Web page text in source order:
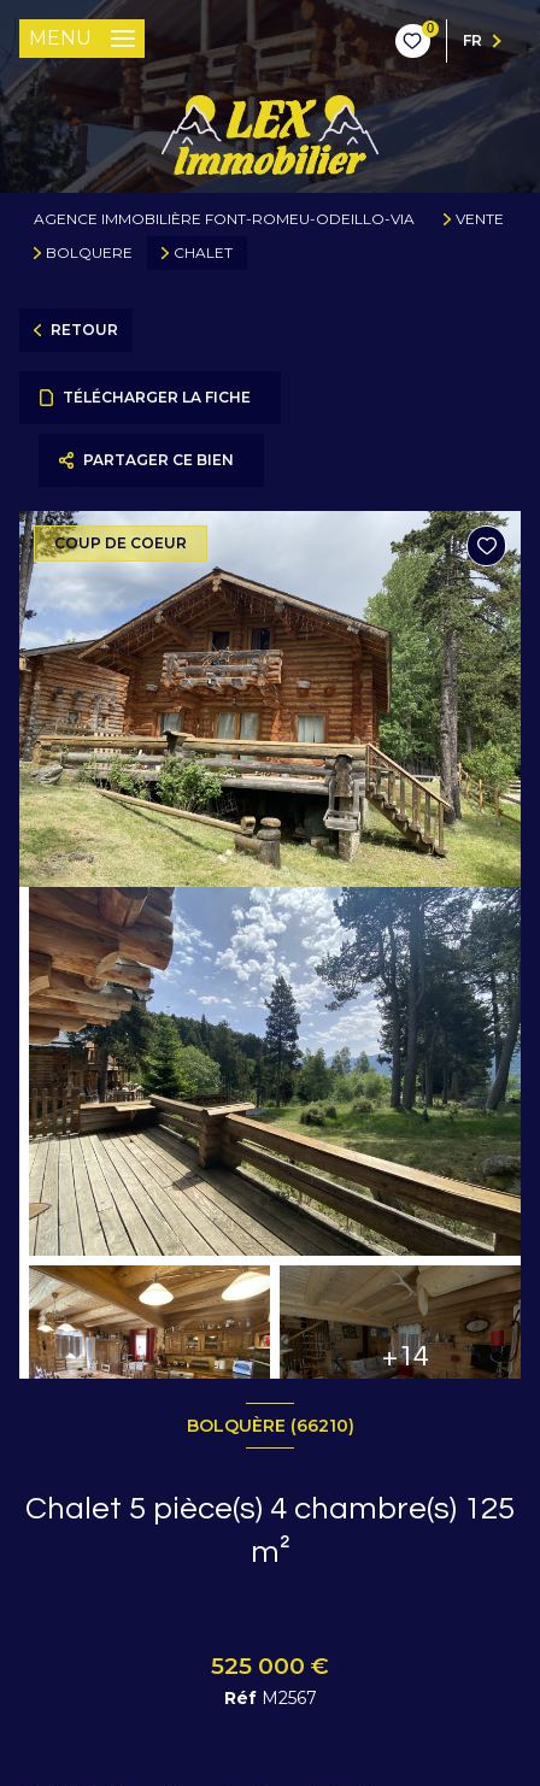
0
FR
MENU
AGENCE IMMOBILIÈRE FONT-ROMEU-ODEILLO-VIA
VENTE
BOLQUERE
CHALET
RETOUR
TÉLÉCHARGER LA FICHE
PARTAGER CE BIEN
COUP DE COEUR
+14
BOLQUÈRE (66210)
Chalet 5 pièce(s) 4 chambre(s) 125
m²
525 000 €
Réf M2567